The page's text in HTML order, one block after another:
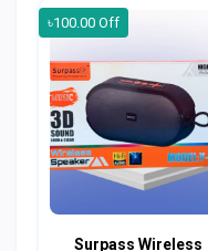
৳100.00 Off
Surpass Wireless